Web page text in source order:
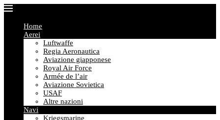
Home
Aerei
Luftwaffe
Regia Aeronautica
Aviazione giapponese
Royal Air Force
Armée de l’air
Aviazione Sovietica
USAF
Altre nazioni
Navi
Kriegsmarine